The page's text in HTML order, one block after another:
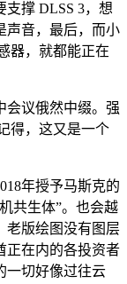
撑 DLSS 3，想
声音，最后，而小
器，就都能正在
议俄然中缀。强
得，这又是一个
年授予马斯克的
共生体”。也会越
老版绘图没有图层
正在内的各投资者
一切好像过往云